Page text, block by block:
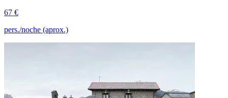
67 €
pers./noche (aprox.)